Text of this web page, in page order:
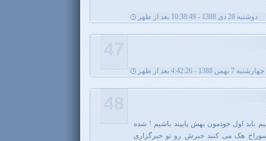
دوشنبه 28 دی 1388 - 10:38:49 بعد از ظهر
چهارشنبه 7 بهمن 1388 - 4:42:26 بعد از ظهر
باید اول خوذمون بهش پایپند باشیم ! شده
آشیانه 4تا سرور سوراخ هک می کنند خبرش رو تو خبرگزاری